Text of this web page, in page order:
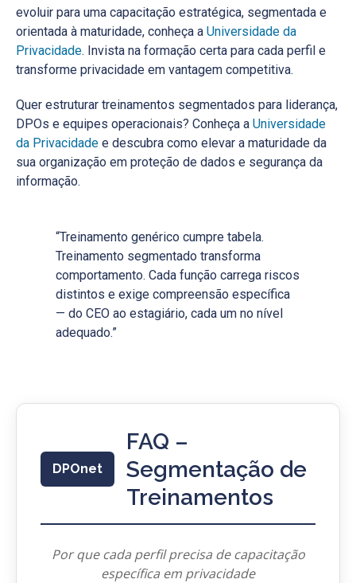
evoluir para uma capacitação estratégica, segmentada e
orientada à maturidade, conheça a Universidade da
Privacidade. Invista na formação certa para cada perfil e
transforme privacidade em vantagem competitiva.
Quer estruturar treinamentos segmentados para liderança,
DPOs e equipes operacionais? Conheça a Universidade
da Privacidade e descubra como elevar a maturidade da
sua organização em proteção de dados e segurança da
informação.
“Treinamento genérico cumpre tabela.
Treinamento segmentado transforma
comportamento. Cada função carrega riscos
distintos e exige compreensão específica
— do CEO ao estagiário, cada um no nível
adequado.”
DPOnet
FAQ –
Segmentação de
Treinamentos
Por que cada perfil precisa de capacitação
específica em privacidade